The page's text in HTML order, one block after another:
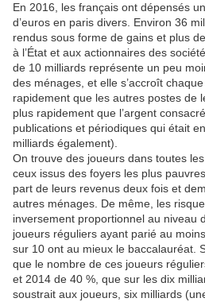
En 2016, les français ont dépensés
d’euros en paris divers. Environ 36
rendus sous forme de gains et plus
à l’État et aux actionnaires des
de 10 milliards représente un peu
des ménages, et elle s’accroît
rapidement que les autres postes de
plus rapidement que l’argent
publications et périodiques qui était
milliards également).
On trouve des joueurs dans toutes
ceux issus des foyers les plus
part de leurs revenus deux fois et
autres ménages. De même, les
inversement proportionnel au niveau
joueurs réguliers ayant parié au
sur 10 ont au mieux le baccalauréat.
que le nombre de ces joueurs
et 2014 de 40 %, que sur les dix
soustrait aux joueurs, six milliards